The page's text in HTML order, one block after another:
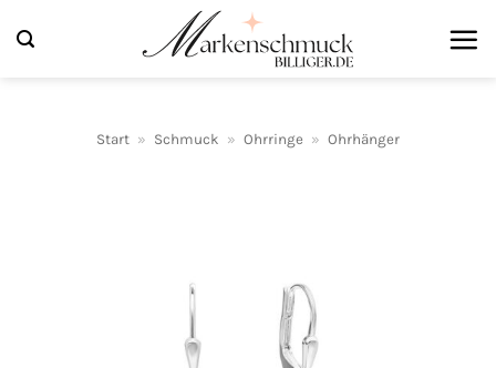
Inhalt
Start » Schmuck » Ohrringe » Ohrhänger